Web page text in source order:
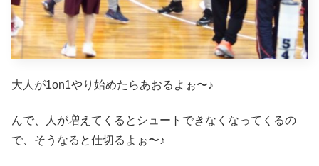
大人が1on1やり始めたらあおるよぉ〜♪
んで、人が増えてくるとシュートできなくなってくるの
で、そうなると仕切るよぉ〜♪